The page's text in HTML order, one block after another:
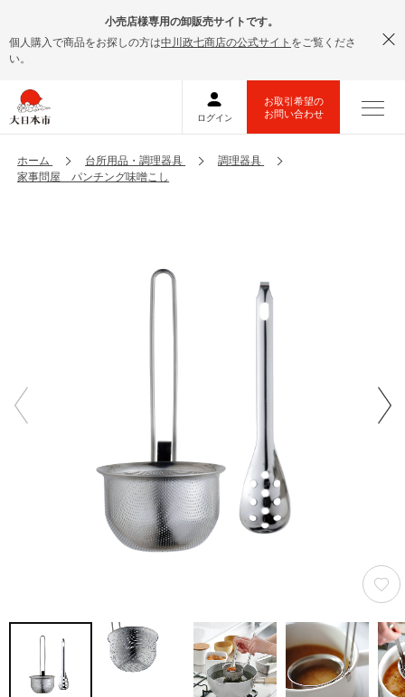
小売店様専用の卸販売サイトです。
個人購入で商品をお探しの方は中川政七商店の公式サイト をご覧くださ
い。
ホーム 台所用品・調理器具
調理器具
家事問屋 パンチング味噌こし